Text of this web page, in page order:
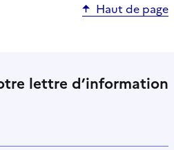
Haut de page
lettre d’information